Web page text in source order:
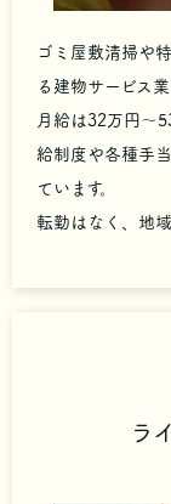
ゴミ屋敷清掃や
る建物サービス
月給は32万円～
給制度や各種手
ています。
転勤はなく、地
ラ